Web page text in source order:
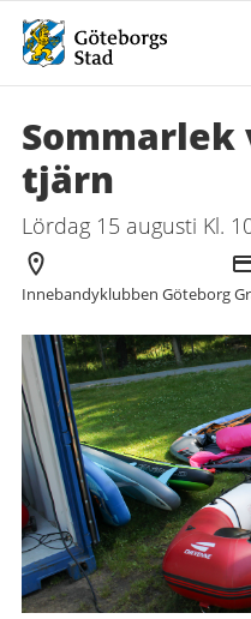
Sommarlek
tjärn
Lördag 15 augusti Kl.
Arrangör
Innebandyklubben Göteborg